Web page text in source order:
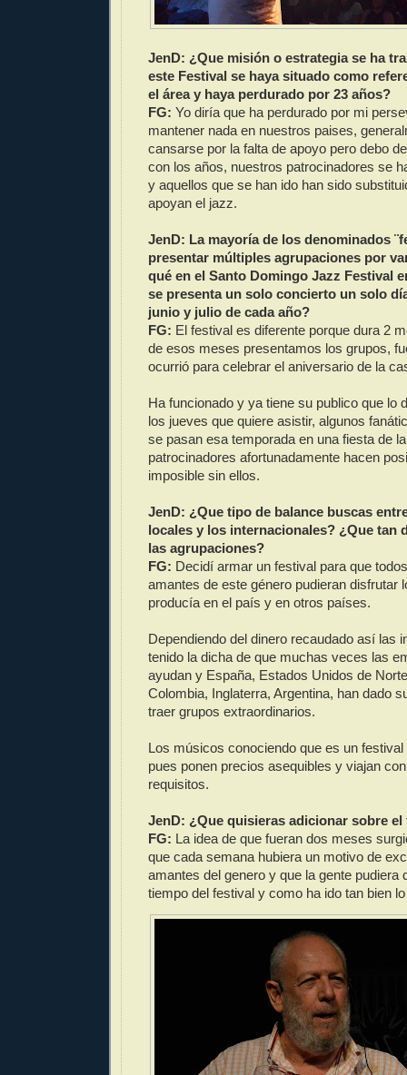
JenD: ¿Que misión o estrategia se ha
este Festival se haya situado como
el área y haya perdurado por 23 años?
FG: Yo diría que ha perdurado por mi
mantener nada en nuestros paises,
cansarse por la falta de apoyo pero debo
con los años, nuestros patrocinadores se
y aquellos que se han ido han sido
apoyan el jazz.
JenD: La mayoría de los denominados
presentar múltiples agrupaciones por
qué en el Santo Domingo Jazz Festival
se presenta un solo concierto un solo
junio y julio de cada año?
FG: El festival es diferente porque dura 2
de esos meses presentamos los grupos,
ocurrió para celebrar el aniversario de la
Ha funcionado y ya tiene su publico que lo
los jueves que quiere asistir, algunos
se pasan esa temporada en una fiesta de
patrocinadores afortunadamente hacen
imposible sin ellos.
JenD: ¿Que tipo de balance buscas
locales y los internacionales? ¿Que tan
las agrupaciones?
FG: Decidí armar un festival para que
amantes de este género pudieran disfrutar
producía en el país y en otros países.
Dependiendo del dinero recaudado así las
tenido la dicha de que muchas veces las
ayudan y España, Estados Unidos de
Colombia, Inglaterra, Argentina, han dado
traer grupos extraordinarios.
Los músicos conociendo que es un
pues ponen precios asequibles y viajan
requisitos.
JenD: ¿Que quisieras adicionar sobre el
FG: La idea de que fueran dos meses
que cada semana hubiera un motivo de
amantes del genero y que la gente pudiera
tiempo del festival y como ha ido tan bien